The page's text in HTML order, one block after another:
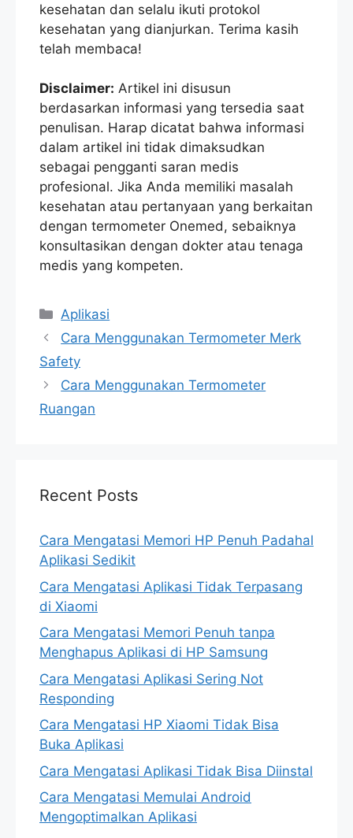
kesehatan dan selalu ikuti protokol
kesehatan yang dianjurkan. Terima kasih
telah membaca!
Disclaimer: Artikel ini disusun
berdasarkan informasi yang tersedia saat
penulisan. Harap dicatat bahwa informasi
dalam artikel ini tidak dimaksudkan
sebagai pengganti saran medis
profesional. Jika Anda memiliki masalah
kesehatan atau pertanyaan yang berkaitan
dengan termometer Onemed, sebaiknya
konsultasikan dengan dokter atau tenaga
medis yang kompeten.
Categories
Aplikasi
Cara Menggunakan Termometer Merk
Safety
Cara Menggunakan Termometer
Ruangan
Recent Posts
Cara Mengatasi Memori HP Penuh Padahal
Aplikasi Sedikit
Cara Mengatasi Aplikasi Tidak Terpasang
di Xiaomi
Cara Mengatasi Memori Penuh tanpa
Menghapus Aplikasi di HP Samsung
Cara Mengatasi Aplikasi Sering Not
Responding
Cara Mengatasi HP Xiaomi Tidak Bisa
Buka Aplikasi
Cara Mengatasi Aplikasi Tidak Bisa Diinstal
Cara Mengatasi Memulai Android
Mengoptimalkan Aplikasi